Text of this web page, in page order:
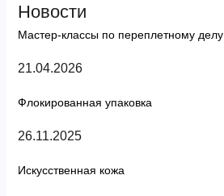
Новости
Мастер-классы по переплетному делу
21.04.2026
Флокированная упаковка
26.11.2025
Искусственная кожа